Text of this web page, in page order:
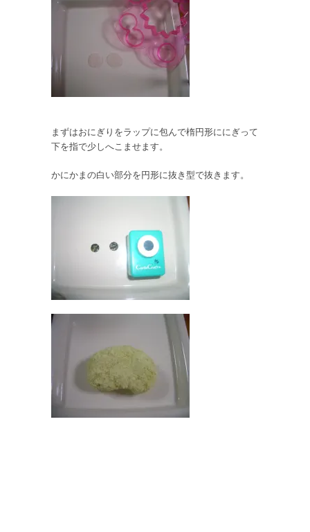
まずはおにぎりをラップに包んで楕円形ににぎって
下を指で少しへこませます。
かにかまの白い部分を円形に抜き型で抜きます。